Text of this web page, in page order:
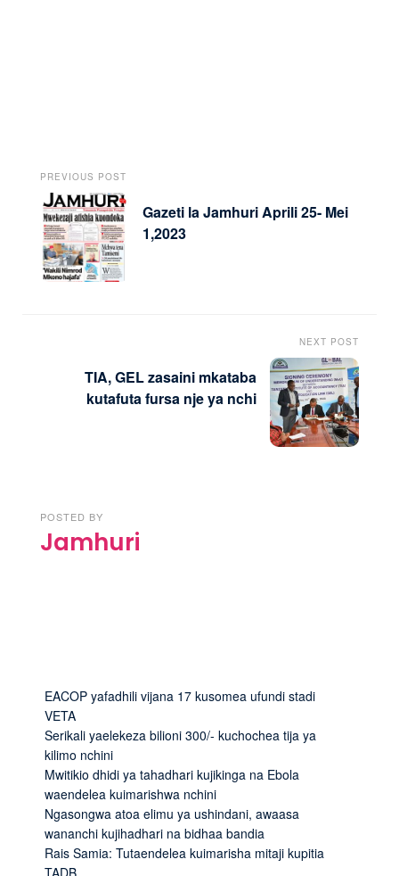
PREVIOUS POST
Gazeti la Jamhuri Aprili 25- Mei
1,2023
NEXT POST
TIA, GEL zasaini mkataba
kutafuta fursa nje ya nchi
POSTED BY
Jamhuri
EACOP yafadhili vijana 17 kusomea ufundi stadi
VETA
Serikali yaelekeza bilioni 300/- kuchochea tija ya
kilimo nchini
Mwitikio dhidi ya tahadhari kujikinga na Ebola
waendelea kuimarishwa nchini
Ngasongwa atoa elimu ya ushindani, awaasa
wananchi kujihadhari na bidhaa bandia
Rais Samia: Tutaendelea kuimarisha mitaji kupitia
TADB